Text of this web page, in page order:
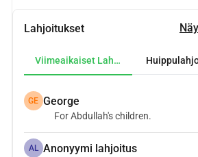
Lahjoitukset
Viimeaikaiset Lahjoitukset
GE George
For Abdullah's children.
AL Anonyymi lahjoitus